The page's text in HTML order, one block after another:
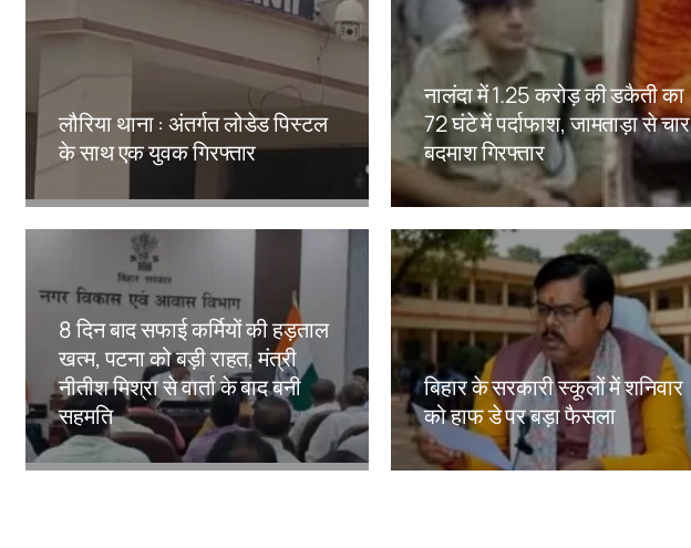
लौरिया थाना : अंतर्गत लोडेड पिस्टल
के साथ एक युवक गिरफ्तार
नालंदा में 1.25 करोड़ की डकैती का
72 घंटे में पर्दाफाश, जामताड़ा से चार
बदमाश गिरफ्तार
Amit Lekh
8 दिन बाद सफाई कर्मियों की हड़ताल
खत्म, पटना को बड़ी राहत, मंत्री
नीतीश मिश्रा से वार्ता के बाद बनी
सहमति
Amit Lekh
बिहार के सरकारी स्कूलों में शनिवार
को हाफ डे पर बड़ा फैसला
Amit Lekh